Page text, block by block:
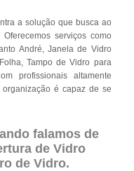
a solução que busca ao
serviços como
André, Janela de Vidro
Tampo de Vidro para
profissionais altamente
é capaz de se
falamos de
de Vidro
de Vidro.